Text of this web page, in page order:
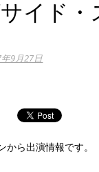
サイド・
9月27日
から出演情報です。